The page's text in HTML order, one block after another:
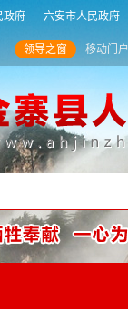
政府 六安市人民政府
领导之窗 移动门户